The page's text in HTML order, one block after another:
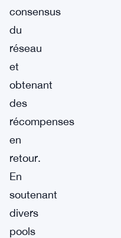
consensus
du
réseau
et
obtenant
des
récompenses
en
retour.
En
soutenant
divers
pools